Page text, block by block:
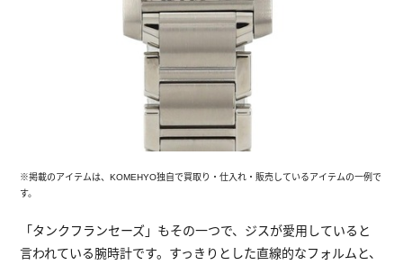
※掲載のアイテムは、KOMEHYO独自で買取り・仕入れ・販売しているアイテムの一例で
す。
「タンクフランセーズ」もその一つで、ジスが愛用していると
言われている腕時計です。すっきりとした直線的なフォルムと、